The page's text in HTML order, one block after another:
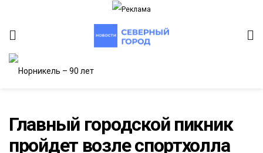
Главный городской пикник
пройдет возле спортхолла